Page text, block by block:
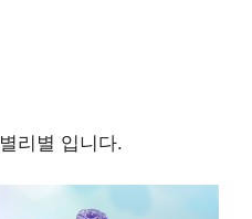
리별 입니다.